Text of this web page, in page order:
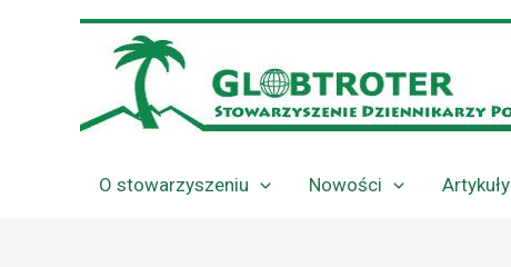
O stowarzyszeniu Nowości Artykuły